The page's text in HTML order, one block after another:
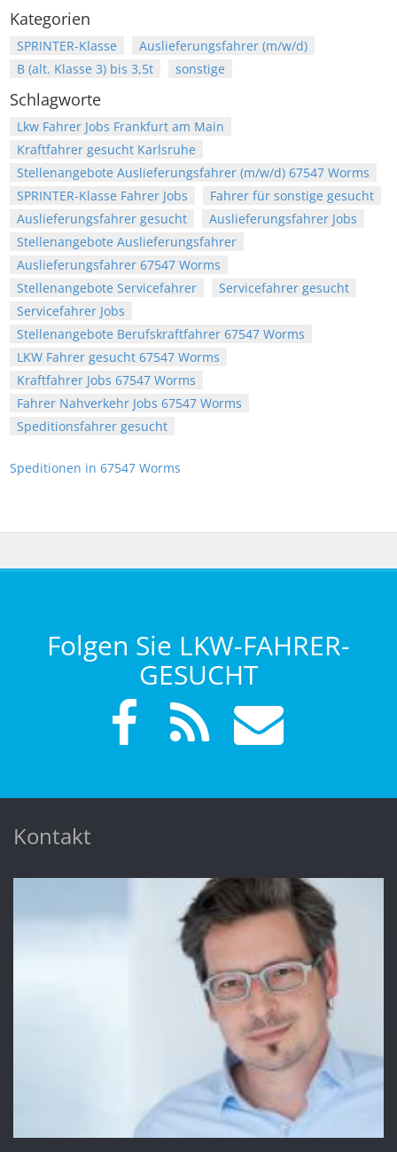
Kategorien
SPRINTER-Klasse
Auslieferungsfahrer (m/w/d)
B (alt. Klasse 3) bis 3,5t
sonstige
Schlagworte
Lkw Fahrer Jobs Frankfurt am Main
Kraftfahrer gesucht Karlsruhe
Stellenangebote Auslieferungsfahrer (m/w/d) 67547 Worms
SPRINTER-Klasse Fahrer Jobs
Fahrer für sonstige gesucht
Auslieferungsfahrer gesucht
Auslieferungsfahrer Jobs
Stellenangebote Auslieferungsfahrer
Auslieferungsfahrer 67547 Worms
Stellenangebote Servicefahrer
Servicefahrer gesucht
Servicefahrer Jobs
Stellenangebote Berufskraftfahrer 67547 Worms
LKW Fahrer gesucht 67547 Worms
Kraftfahrer Jobs 67547 Worms
Fahrer Nahverkehr Jobs 67547 Worms
Speditionsfahrer gesucht
Speditionen in 67547 Worms
Folgen Sie LKW-FAHRER-
GESUCHT
Kontakt